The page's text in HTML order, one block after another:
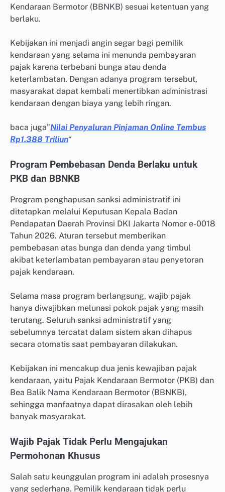
Kendaraan Bermotor (BBNKB) sesuai ketentuan yang
berlaku.
Kebijakan ini menjadi angin segar bagi pemilik
kendaraan yang selama ini menunda pembayaran
pajak karena terbebani bunga atau denda
keterlambatan. Dengan adanya program tersebut,
masyarakat dapat kembali menertibkan administrasi
kendaraan dengan biaya yang lebih ringan.
baca juga”Nilai Penyaluran Pinjaman Online Tembus
Rp1.388 Triliun“
Program Pembebasan Denda Berlaku untuk
PKB dan BBNKB
Program penghapusan sanksi administratif ini
ditetapkan melalui Keputusan Kepala Badan
Pendapatan Daerah Provinsi DKI Jakarta Nomor e-0018
Tahun 2026. Aturan tersebut memberikan
pembebasan atas bunga dan denda yang timbul
akibat keterlambatan pembayaran atau penyetoran
pajak kendaraan.
Selama masa program berlangsung, wajib pajak
hanya diwajibkan melunasi pokok pajak yang masih
terutang. Seluruh sanksi administratif yang
sebelumnya tercatat dalam sistem akan dihapus
secara otomatis saat pembayaran dilakukan.
Kebijakan ini mencakup dua jenis kewajiban pajak
kendaraan, yaitu Pajak Kendaraan Bermotor (PKB) dan
Bea Balik Nama Kendaraan Bermotor (BBNKB),
sehingga manfaatnya dapat dirasakan oleh lebih
banyak masyarakat.
Wajib Pajak Tidak Perlu Mengajukan
Permohonan Khusus
Salah satu keunggulan program ini adalah prosesnya
yang sederhana. Pemilik kendaraan tidak perlu